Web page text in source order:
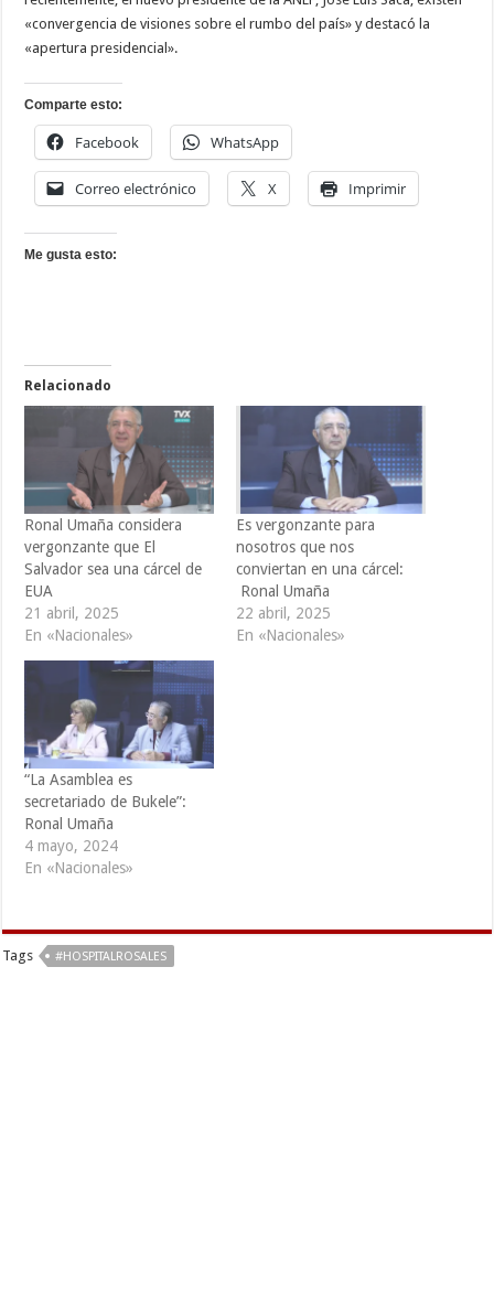
«convergencia de visiones sobre el rumbo del país» y destacó la
«apertura presidencial».
Comparte esto:
Facebook WhatsApp
Correo electrónico X Imprimir
Me gusta esto:
Relacionado
Ronal Umaña considera
vergonzante que El
Salvador sea una cárcel de
EUA
21 abril, 2025
En «Nacionales»
Es vergonzante para
nosotros que nos
conviertan en una cárcel:
Ronal Umaña
22 abril, 2025
En «Nacionales»
“La Asamblea es
secretariado de Bukele”:
Ronal Umaña
4 mayo, 2024
En «Nacionales»
Tags #HOSPITALROSALES